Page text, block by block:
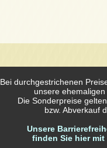
Bei durchgestrichenen
unsere ehemaligen
Die Sonderpreise
bzw. Abverkauf
Unsere
finden Sie hier mit